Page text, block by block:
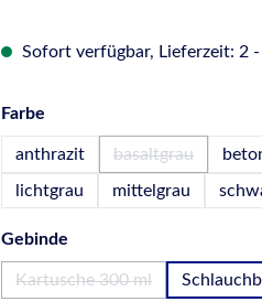
Sofort verfügbar, Lieferzeit: 2
Farbe
anthrazit basaltgrau
(Diese Option
lichtgrau mittelgrau
Gebinde
Kartusche 300 ml